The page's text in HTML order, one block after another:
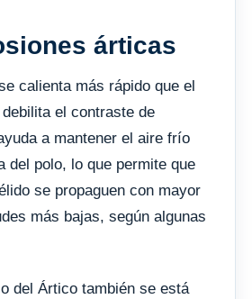
árticas
calienta más rápido que el
el contraste de
a mantener el aire frío
del polo, lo que permite que
se propaguen con mayor
más bajas, según algunas
del Ártico también se está